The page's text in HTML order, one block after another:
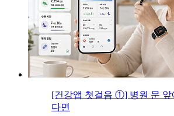
[건강앱 첫걸음 ①] 병원 문 앞
다면